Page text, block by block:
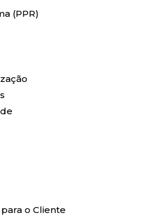
(PPR)
o Cliente